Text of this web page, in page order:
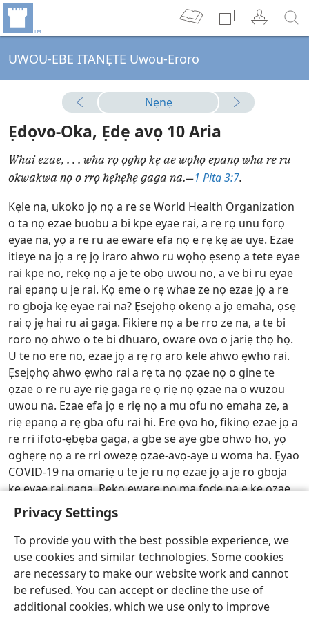
Privacy Settings
To provide you with the best possible experience, we
use cookies and similar technologies. Some cookies
are necessary to make our website work and cannot
be refused. You can accept or decline the use of
additional cookies, which we use only to improve
UWOU-EBE ITANẸTE Uwou-Eroro
Nẹnẹ
Ẹdọvo-Oka, Ẹdẹ avọ 10 Aria
Whai ezae, . . . wha rọ ọghọ kẹ ae wọhọ epanọ wha re ru
okwakwa nọ o rrọ hẹhẹhẹ gaga na.—1 Pita 3:7.
Kẹle na, ukoko jọ nọ a re se World Health Organization
o ta nọ ezae buobu a bi kpe eyae rai, a rẹ rọ unu fọrọ
eyae na, yọ a re ru ae eware efa nọ e rẹ kẹ ae uye. Ezae
itieye na jọ a rẹ jọ iraro ahwo ru wọhọ ẹsenọ a tete eyae
rai kpe no, rekọ nọ a je te obọ uwou no, a ve bi ru eyae
rai epanọ u je rai. Kọ eme o rẹ whae ze nọ ezae jọ a re
ro gboja kẹ eyae rai na? Ẹsejọhọ okenọ a jọ emaha, ọsẹ
rai ọ jẹ hai ru ai gaga. Fikiere nọ a be rro ze na, a te bi
roro nọ ohwo o te bi dhuaro, oware ovo o jariẹ thọ họ.
U te no ere no, ezae jọ a rẹ rọ aro kele ahwo ẹwho rai.
Ẹsejọhọ ahwo ẹwho rai a rẹ ta nọ ọzae nọ o gine te
ọzae o re ru aye riẹ gaga re ọ riẹ nọ ọzae na o wuzou
uwou na. Ezae efa jọ e riẹ nọ a mu ofu no emaha ze, a
riẹ epanọ a rẹ gba ofu rai hi. Ere ọvo ho, fikinọ ezae jọ a
re rri ifoto-ẹbẹba gaga, a gbe se aye gbe ohwo ho, yọ
oghẹrẹ nọ a re rri owezẹ ọzae-avọ-aye u woma ha. Ẹyao
COVID-19 na omariẹ u te je ru nọ ezae jọ a je ro gboja
kẹ eyae rai gaga. Rekọ eware nọ ma fodẹ na e kẹ ọzae
udu nọ o re ro gboja kẹ aye riẹ hẹ.
Ẹkiẹriwo Ikereakere na Kẹdẹ Kẹdẹ—2026
Isoko Vi Ei Se Omọfa Ru Ei Fihọ Oghẹrẹ nọ
Copyright© 2026 Watch Tower Bible and Tract Society of Pennsylvania
Izi Kpahe Eroruiruo Evuẹ Na
Izi Oria Evuẹ Omobọ Ra
Esẹtini Oria Evuẹ Omobọ Ra
JW.ORG Rueva